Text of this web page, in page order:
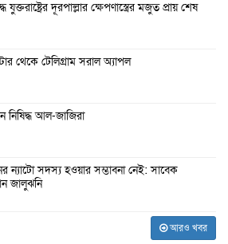
যুক্তরাষ্ট্রের দূরপাল্লার ক্ষেপণাস্ত্রের মজুত প্রায় শেষ
থেকে টেলিগ্রাম সরাল অ্যাপল
নিষিদ্ধ আল-জাজিরা
ন্যাটো সদস্য হওয়ার সম্ভাবনা নেই: সাবেক
জালুঝনি
আরও খবর